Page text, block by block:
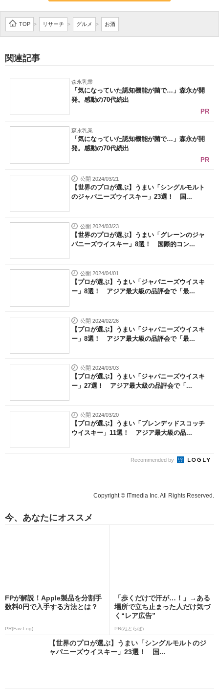
TOP > リサーチ > グルメ > お酒
関連記事
森永乳業
「気になっていた認知機能が菌で…」森永が開
発。感動の70代続出
PR
森永乳業
「気になっていた認知機能が菌で…」森永が開
発。感動の70代続出
PR
公開 2024/03/21
【世界のプロが選ぶ】うまい「シングルモルト
のジャパニーズウイスキー」23選！ 国...
公開 2024/03/23
【世界のプロが選ぶ】うまい「グレーンのジャ
パニーズウイスキー」8選！ 国際的コン...
公開 2024/04/01
【プロが選ぶ】うまい「ジャパニーズウイスキ
ー」8選！ アジア最大級の品評会で「最...
公開 2024/02/26
【プロが選ぶ】うまい「ジャパニーズウイスキ
ー」8選！ アジア最大級の品評会で「最...
公開 2024/03/03
【プロが選ぶ】うまい「ジャパニーズウイスキ
ー」27選！ アジア最大級の品評会で「...
公開 2024/03/20
【プロが選ぶ】うまい「ブレンデッドスコッチ
ウイスキー」11選！ アジア最大級の品...
Recommended by
Copyright © ITmedia Inc. All Rights Reserved.
今、あなたにオススメ
FPが解説！Apple製品を分割手
数料0円で入手する方法とは？
PR(Fav-Log)
「歩くだけで汗が…！」→ある
場所で立ち止まった人だけ気づ
く“レア広告”
PR(ねとらぼ)
【世界のプロが選ぶ】うまい「シングルモルトのジ
ャパニーズウイスキー」23選！ 国...